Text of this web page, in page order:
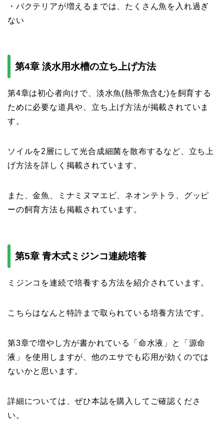
・バクテリアが増えるまでは、たくさん魚を入れ過ぎ
ない
第4章 淡水用水槽の立ち上げ方法
第4章は初心者向けで、淡水魚(熱帯魚含む)を飼育する
ために必要な道具や、立ち上げ方法が掲載されていま
す。
ソイルを2層にして光合成細菌を散布するなど、立ち上
げ方法を詳しく掲載されています。
また、金魚、ミナミヌマエビ、ネオンテトラ、グッピ
ーの飼育方法も掲載されています。
第5章 青木式ミジンコ連続培養
ミジンコを連続で培養する方法を紹介されています。
こちらはなんと特許まで取られている培養方法です。
第3章で増やし方が書かれている「命水液」と「源命
液」を使用しますが、他のエサでも応用が効くのでは
ないかと思います。
詳細については、ぜひ本誌を購入してご確認くださ
い。